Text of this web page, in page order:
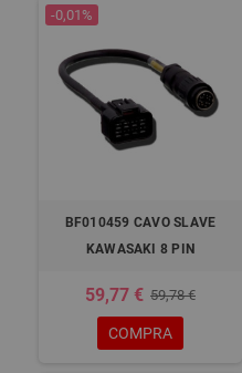
-0,01%
BF010459 CAVO SLAVE
KAWASAKI 8 PIN
59,77 € 59,78 €
COMPRA